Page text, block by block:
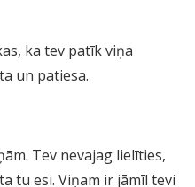
ka tev patīk viņa
un patiesa.
Tev nevajag lielīties,
tu esi. Viņam ir jāmīl tevi